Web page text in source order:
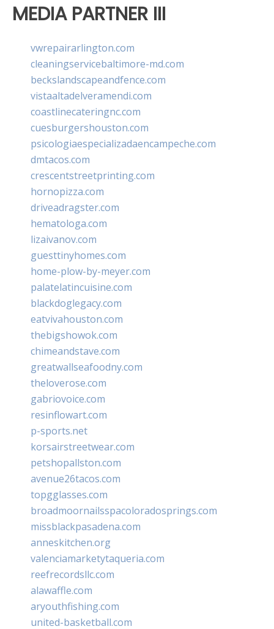
MEDIA PARTNER III
vwrepairarlington.com
cleaningservicebaltimore-md.com
beckslandscapeandfence.com
vistaaltadelveramendi.com
coastlinecateringnc.com
cuesburgershouston.com
psicologiaespecializadaencampeche.com
dmtacos.com
crescentstreetprinting.com
hornopizza.com
driveadragster.com
hematologa.com
lizaivanov.com
guesttinyhomes.com
home-plow-by-meyer.com
palatelatincuisine.com
blackdoglegacy.com
eatvivahouston.com
thebigshowok.com
chimeandstave.com
greatwallseafoodny.com
theloverose.com
gabriovoice.com
resinflowart.com
p-sports.net
korsairstreetwear.com
petshopallston.com
avenue26tacos.com
topgglasses.com
broadmoornailsspacoloradosprings.com
missblackpasadena.com
anneskitchen.org
valenciamarketytaqueria.com
reefrecordsllc.com
alawaffle.com
aryouthfishing.com
united-basketball.com